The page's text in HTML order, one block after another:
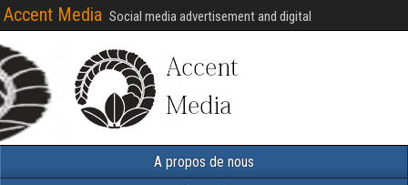
Accent Media Social media advertisement and digital
A propos de nous